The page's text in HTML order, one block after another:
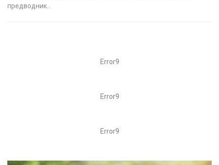
предводник…
Error9
Error9
Error9